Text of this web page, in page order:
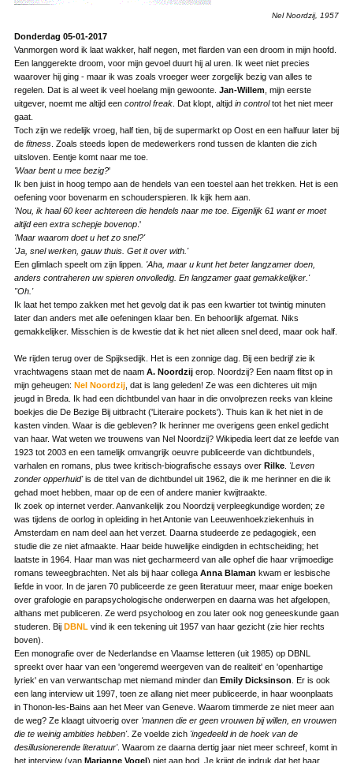
Nel Noordzij, 1957
Donderdag 05-01-2017
Vanmorgen word ik laat wakker, half negen, met flarden van een droom in mijn hoofd.
Een langgerekte droom, voor mijn gevoel duurt hij al uren. Ik weet niet precies
waarover hij ging - maar ik was zoals vroeger weer zorgelijk bezig van alles te
regelen. Dat is al weet ik veel hoelang mijn gewoonte. Jan-Willem, mijn eerste
uitgever, noemt me altijd een control freak. Dat klopt, altijd in controltot het niet meer
gaat.
Toch zijn we redelijk vroeg, half tien, bij de supermarkt op Oost en een halfuur later bij
de fitness. Zoals steeds lopen de medewerkers rond tussen de klanten die zich
uitsloven. Eentje komt naar me toe.
'Waar bent u mee bezig?'
Ik ben juist in hoog tempo aan de hendels van een toestel aan het trekken. Het is een
oefening voor bovenarm en schouderspieren. Ik kijk hem aan.
'Nou, ik haal 60 keer achtereen die hendels naar me toe. Eigenlijk 61 want er moet
altijd een extra schepje bovenop.'
'Maar waarom doet u het zo snel?'
'Ja, snel werken, gauw thuis. Get it over with.'
Een glimlach speelt om zijn lippen. 'Aha, maar u kunt het beter langzamer doen,
anders contraheren uw spieren onvolledig. En langzamer gaat gemakkelijker.'
"Oh.'
Ik laat het tempo zakken met het gevolg dat ik pas een kwartier tot twintig minuten
later dan anders met alle oefeningen klaar ben. En behoorlijk afgemat. Niks
gemakkelijker. Misschien is de kwestie dat ik het niet alleen snel deed, maar ook half.
We rijden terug over de Spijksedijk. Het is een zonnige dag. Bij een bedrijf zie ik
vrachtwagens staan met de naamA. Noordzijerop. Noordzij? Een naam flitst op in
mijn geheugen: Nel Noordzij, dat is lang geleden! Ze was een dichteres uit mijn
jeugd in Breda. Ik had een dichtbundel van haar in die onvolprezen reeks van kleine
boekjes die De Bezige Bij uitbracht ('Literaire pockets'). Thuis kan ik het niet in de
kasten vinden. Waar is die gebleven? Ik herinner me overigens geen enkel gedicht
van haar. Wat weten we trouwens van Nel Noordzij? Wikipedia leert dat ze leefde van
1923 tot 2003 en een tamelijk omvangrijk oeuvre publiceerde van dichtbundels,
varhalen en romans, plus twee kritisch-biografische essays over Rilke. 'Leven
zonder opperhuid'is de titel van de dichtbundel uit 1962, die ik me herinner en die ik
gehad moet hebben, maar op de een of andere manier kwijtraakte.
Ik zoek op internet verder. Aanvankelijk zou Noordzij verpleegkundige worden; ze
was tijdens de oorlog in opleiding in het Antonie van Leeuwenhoekziekenhuis in
Amsterdam en nam deel aan het verzet. Daarna studeerde ze pedagogiek, een
studie die ze niet afmaakte. Haar beide huwelijke eindigden in echtscheiding; het
laatste in 1964. Haar man was niet gecharmeerd van alle ophef die haar vrijmoedige
romans teweegbrachten. Net als bij haar collega Anna Blaman kwam er lesbische
liefde in voor. In de jaren 70 publiceerde ze geen literatuur meer, maar enige boeken
over grafologie en parapsychologische onderwerpen en daarna was het afgelopen,
althans met publiceren. Ze werd psycholoog en zou later ook nog geneeskunde gaan
studeren. Bij DBNL vind ik een tekening uit 1957 van haar gezicht (zie hier rechts
boven).
Een monografie over de Nederlandse en Vlaamse letteren (uit 1985) op DBNL
spreekt over haar van een 'ongeremd weergeven van de realiteit' en 'openhartige
lyriek' en van verwantschap met niemand minder dan Emily Dicksinson . Er is ook
een lang interview uit 1997, toen ze allang niet meer publiceerde, in haar woonplaats
in Thonon-les-Bains aan het Meer van Geneve. Waarom timmerde ze niet meer aan
de weg? Ze klaagt uitvoerig over 'mannen die er geen vrouwen bij willen, en vrouwen
die te weinig ambities hebben'. Ze voelde zich 'ingedeeld in de hoek van de
desillusionerende literatuur'. Waarom ze daarna dertig jaar niet meer schreef, komt in
het interview (van Marianne Vogel) niet aan bod. Je krijgt de indruk dat het haar